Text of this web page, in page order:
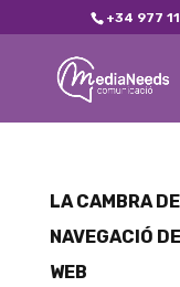
+34 977
LA CAMBRA
NAVEGACIÓ
WEB